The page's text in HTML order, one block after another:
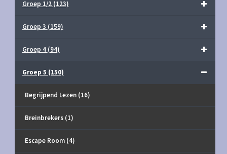
Groep 1/2 (123)
Groep 3 (159)
Groep 4 (94)
Groep 5 (150)
Begrijpend Lezen (16)
Breinbrekers (1)
Escape Room (4)